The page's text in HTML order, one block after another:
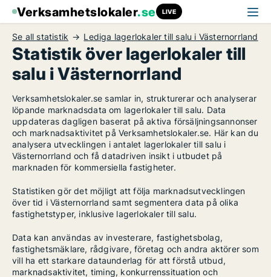
Verksamhetslokaler.se LIVE
Se all statistik Lediga lagerlokaler till salu i Västernorrland
Statistik över lagerlokaler till
salu i Västernorrland
Verksamhetslokaler.se samlar in, strukturerar och analyserar
löpande marknadsdata om lagerlokaler till salu. Data
uppdateras dagligen baserat på aktiva försäljningsannonser
och marknadsaktivitet på Verksamhetslokaler.se. Här kan du
analysera utvecklingen i antalet lagerlokaler till salu i
Västernorrland och få datadriven insikt i utbudet på
marknaden för kommersiella fastigheter.
Statistiken gör det möjligt att följa marknadsutvecklingen
över tid i Västernorrland samt segmentera data på olika
fastighetstyper, inklusive lagerlokaler till salu.
Data kan användas av investerare, fastighetsbolag,
fastighetsmäklare, rådgivare, företag och andra aktörer som
vill ha ett starkare dataunderlag för att förstå utbud,
marknadsaktivitet, timing, konkurrenssituation och